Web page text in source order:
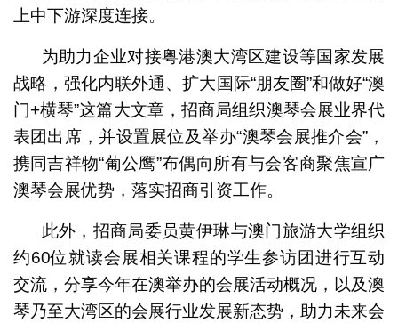
上中下游深度连接。
为助力企业对接粤港澳大湾区建设等国家发展
战略，强化内联外通、扩大国际“朋友圈”和做好“澳
门+横琴”这篇大文章，招商局组织澳琴会展业界代
表团出席，并设置展位及举办“澳琴会展推介会”，
携同吉祥物“葡公鹰”布偶向所有与会客商聚焦宣广
澳琴会展优势，落实招商引资工作。
此外，招商局委员黄伊琳与澳门旅游大学组织
约60位就读会展相关课程的学生参访团进行互动
交流，分享今年在澳举办的会展活动概况，以及澳
琴乃至大湾区的会展行业发展新态势，助力未来会